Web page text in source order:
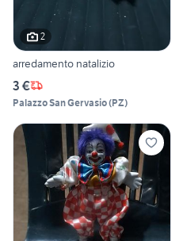
2
arredamento natalizio
3 €
Palazzo San Gervasio(PZ)